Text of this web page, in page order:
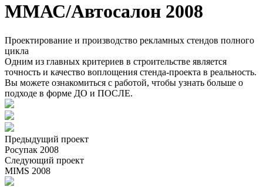
ММАС/Автосалон 2008
Проектирование и производство рекламных стендов полного
цикла
Одним из главных критериев в строительстве является
точность и качество воплощения стенда-проекта в реальность.
Вы можете ознакомиться с работой, чтобы узнать больше о
подходе в форме ДО и ПОСЛЕ.
Предыдущий проект
Росупак 2008
Следующий проект
MIMS 2008